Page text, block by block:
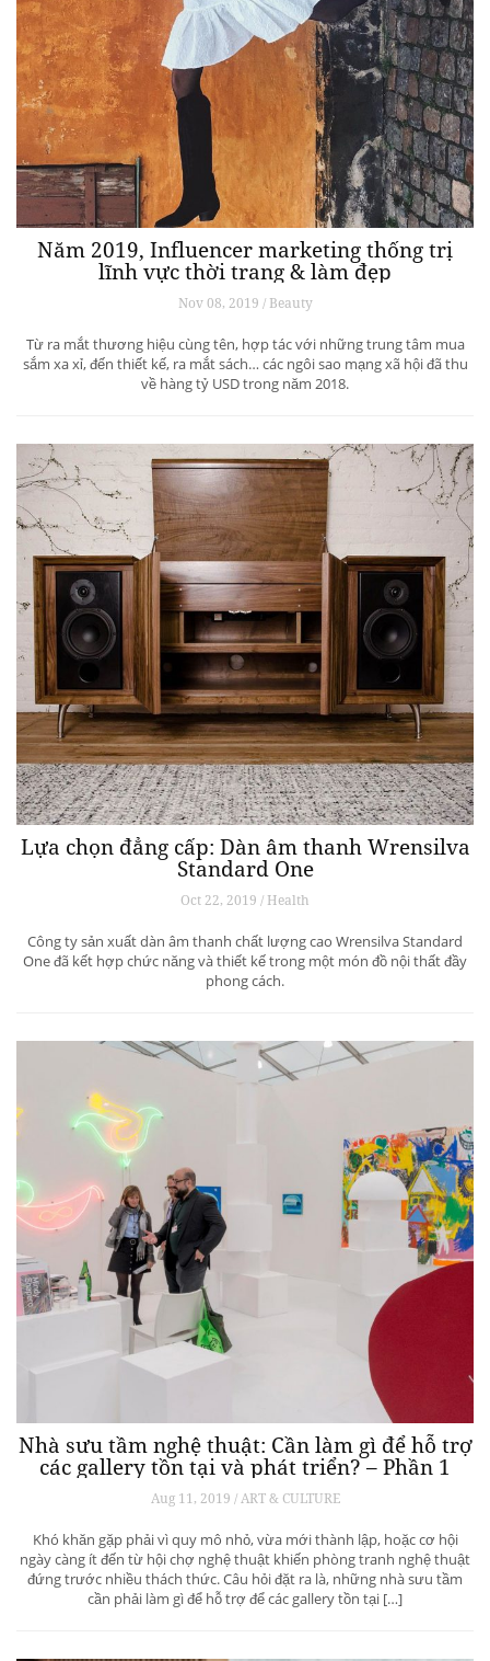
Năm 2019, Influencer marketing thống trị
lĩnh vực thời trang & làm đẹp
Nov 08, 2019 / Beauty
Từ ra mắt thương hiệu cùng tên, hợp tác với những trung tâm mua
sắm xa xỉ, đến thiết kế, ra mắt sách… các ngôi sao mạng xã hội đã thu
về hàng tỷ USD trong năm 2018.
Lựa chọn đẳng cấp: Dàn âm thanh Wrensilva
Standard One
Oct 22, 2019 / Health
Công ty sản xuất dàn âm thanh chất lượng cao Wrensilva Standard
One đã kết hợp chức năng và thiết kế trong một món đồ nội thất đầy
phong cách.
Nhà sưu tầm nghệ thuật: Cần làm gì để hỗ trợ
các gallery tồn tại và phát triển? – Phần 1
Aug 11, 2019 / ART & CULTURE
Khó khăn gặp phải vì quy mô nhỏ, vừa mới thành lập, hoặc cơ hội
ngày càng ít đến từ hội chợ nghệ thuật khiến phòng tranh nghệ thuật
đứng trước nhiều thách thức. Câu hỏi đặt ra là, những nhà sưu tầm
cần phải làm gì để hỗ trợ để các gallery tồn tại […]